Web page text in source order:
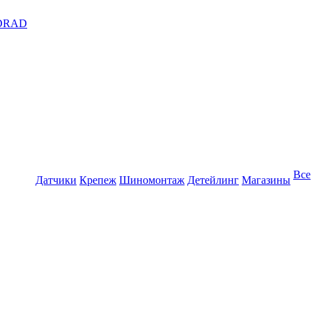
Датчики Крепеж Шиномонтаж Детейлинг Магазины Все